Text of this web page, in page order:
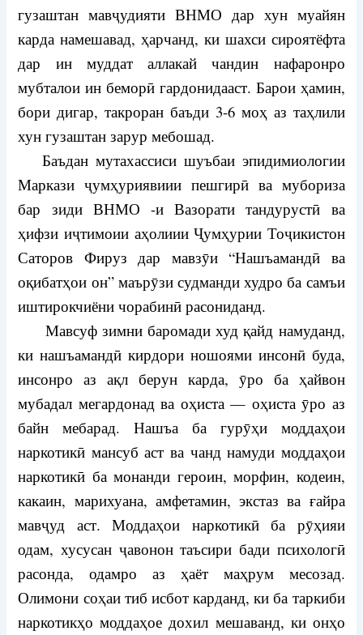
гузаштан мавҷудияти ВНМО дар хун муайян
карда намешавад, ҳарчанд, ки шахси сироятёфта
дар ин муддат аллакай чандин нафаронро
мубталои ин беморӣ гардонидааст. Барои ҳамин,
бори дигар, такроран баъди 3-6 моҳ аз таҳлили
хун гузаштан зарур мебошад.
Баъдан мутахассиси шуъбаи эпидимиологии
Маркази ҷумҳуриявиии пешгирӣ ва мубориза
бар зиди ВНМО -и Вазорати тандурустӣ ва
ҳифзи иҷтимоии аҳолиии Ҷумҳурии Тоҷикистон
Саторов Фируз дар мавзӯи “Нашъамандӣ ва
оқибатҳои он” маърӯзи судманди худро ба самъи
иштирокчиёни чорабинӣ расониданд.
Мавсуф зимни баромади худ қайд намуданд,
ки нашъамандӣ кирдори ношоями инсонӣ буда,
инсонро аз ақл берун карда, ӯро ба ҳайвон
мубадал мегардонад ва оҳиста — оҳиста ӯро аз
байн мебарад. Нашъа ба гурӯҳи моддаҳои
наркотикӣ мансуб аст ва чанд намуди моддаҳои
наркотикӣ ба монанди героин, морфин, кодеин,
какаин, марихуана, амфетамин, экстаз ва ғайра
мавҷуд аст. Моддаҳои наркотикӣ ба рӯҳияи
одам, хусусан ҷавонон таъсири бади психологӣ
расонда, одамро аз ҳаёт маҳрум месозад.
Олимони соҳаи тиб исбот карданд, ки ба таркиби
наркотикҳо моддаҳое дохил мешаванд, ки онҳо